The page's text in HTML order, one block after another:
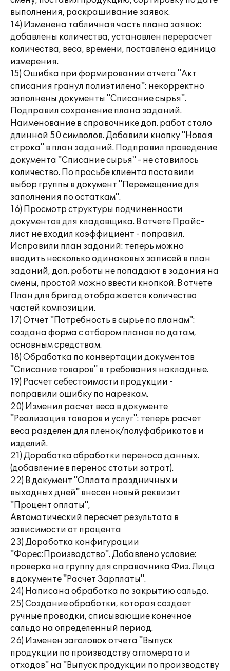
выполнения, раскрашивание заявок.
14) Изменена табличная часть плана заявок:
добавлены количества, установлен перерасчет
количества, веса, времени, поставлена единица
измерения.
15) Ошибка при формировании отчета "Акт
списания гранул полиэтилена": некорректно
заполнены документы "Списание сырья".
Подправил сохранение плана заданий.
Наименование в справочнике доп. работ стало
длинной 50 символов. Добавили кнопку "Новая
строка" в план заданий. Подправил проведение
документа "Списание сырья" - не ставилось
количество. По просьбе клиента поставили
выбор группы в документ "Перемещение для
заполнения по остаткам".
16) Просмотр структуры подчиненности
документов для кладовщика. В отчете Прайс-
лист не входил коэффициент - поправил.
Исправили план заданий: теперь можно
вводить несколько одинаковых записей в план
заданий, доп. работы не попадают в задания на
смены, простой можно ввести кнопкой. В отчете
План для бригад отображается количество
частей композиции.
17) Отчет "Потребность в сырье по планам":
создана форма с отбором планов по датам,
основным средствам.
18) Обработка по конвертации документов
"Списание товаров" в требования накладные.
19) Расчет себестоимости продукции -
поправили ошибку по нарезкам.
20) Изменил расчет веса в документе
"Реализация товаров и услуг": теперь расчет
веса разделен для пленок/полуфабрикатов и
изделий.
21) Доработка обработки переноса данных.
(добавление в перенос статьи затрат).
22) В документ "Оплата праздничных и
выходных дней" внесен новый реквизит
"Процент оплаты",
Автоматический пересчет результата в
зависимости от процента
23) Доработка конфигурации
"Форес:Производство". Добавлено условие:
проверка на группу для справочника Физ. Лица
в документе "Расчет Зарплаты".
24) Написана обработка по закрытию сальдо.
25) Создание обработки, которая создает
ручные проводки, списывающие конечное
сальдо на определенный период.
26) Изменен заголовок отчета "Выпуск
продукции по производству агломерата и
отходов" на "Выпуск продукции по производству